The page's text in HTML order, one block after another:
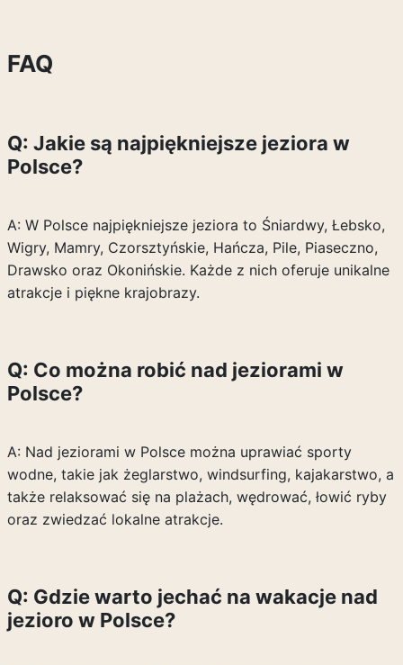
FAQ
Q: Jakie są najpiękniejsze jeziora w
Polsce?
A: W Polsce najpiękniejsze jeziora to Śniardwy, Łebsko,
Wigry, Mamry, Czorsztyńskie, Hańcza, Pile, Piaseczno,
Drawsko oraz Okonińskie. Każde z nich oferuje unikalne
atrakcje i piękne krajobrazy.
Q: Co można robić nad jeziorami w
Polsce?
A: Nad jeziorami w Polsce można uprawiać sporty
wodne, takie jak żeglarstwo, windsurfing, kajakarstwo, a
także relaksować się na plażach, wędrować, łowić ryby
oraz zwiedzać lokalne atrakcje.
Q: Gdzie warto jechać na wakacje nad
jezioro w Polsce?